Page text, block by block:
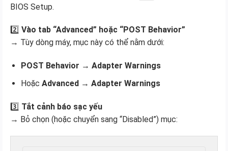
BIOS Setup.
2️⃣ Vào tab “Advanced” hoặc “POST Behavior”
→ Tùy dòng máy, mục này có thể nằm dưới:
POST Behavior → Adapter Warnings
Hoặc Advanced → Adapter Warnings
3️⃣ Tắt cảnh báo sạc yếu
→ Bỏ chọn (hoặc chuyển sang “Disabled”) mục: